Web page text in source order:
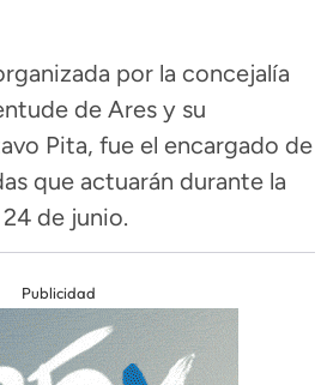
por la concejalía
de Ares y su
Pita, fue el encargado de
que actuarán durante la
de junio.
Publicidad